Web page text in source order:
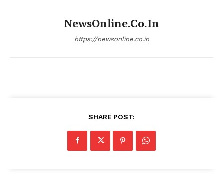
NewsOnline.co.in
https://newsonline.co.in
SHARE POST: